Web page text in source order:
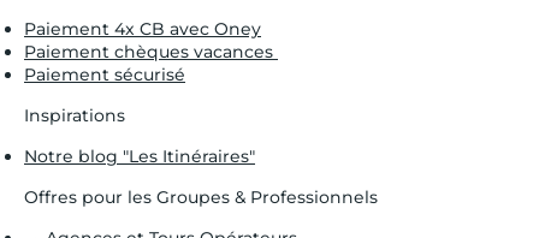
Paiement 4x CB avec Oney
Paiement chèques vacances
Paiement sécurisé
Inspirations
Notre blog "Les Itinéraires"
Offres pour les Groupes & Professionnels